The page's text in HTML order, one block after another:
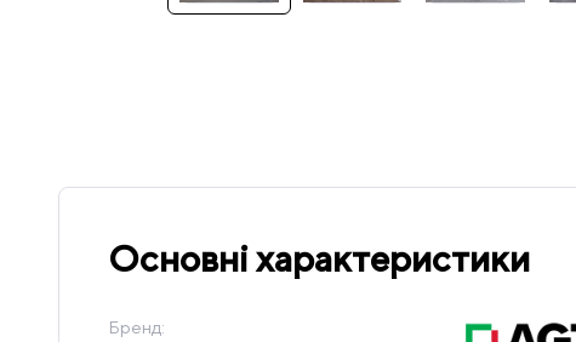
Основні характеристики
Бренд: